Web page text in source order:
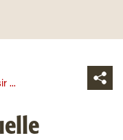
...